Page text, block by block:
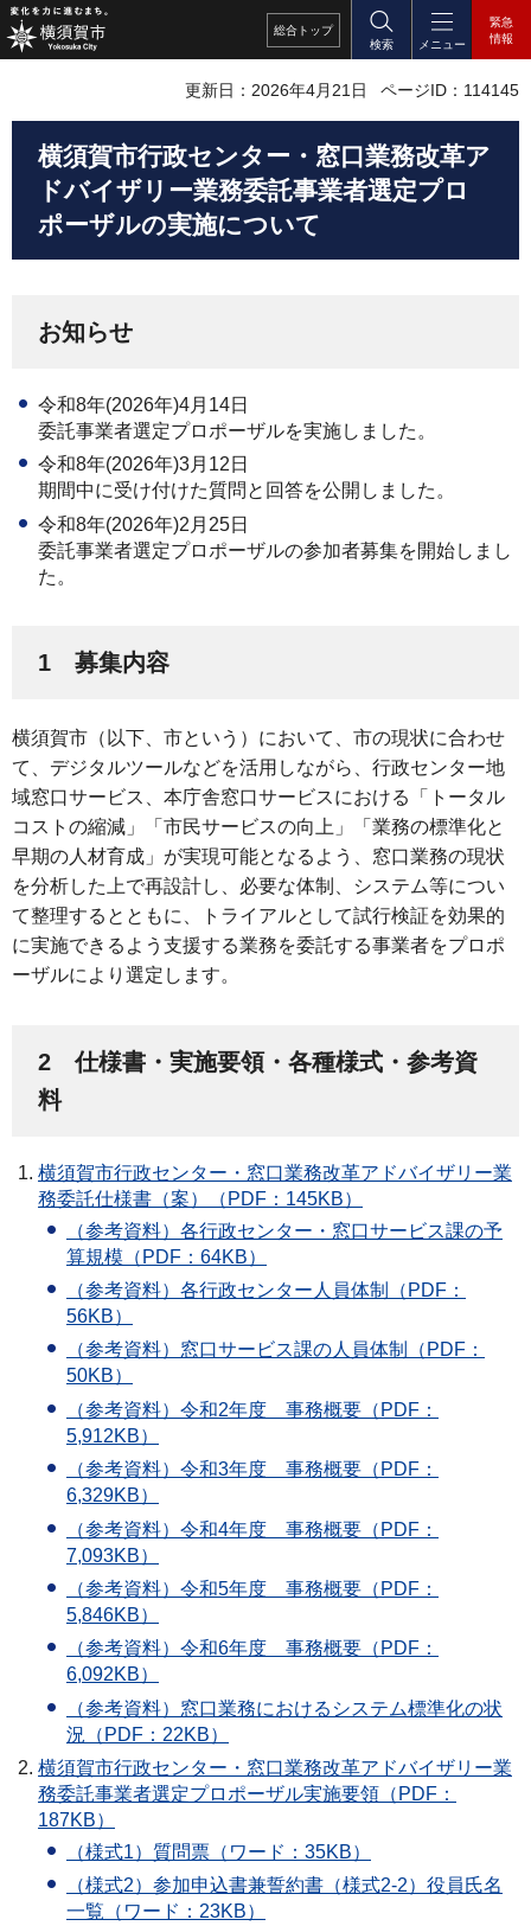
総合 トップ
検索
メニュー
緊急
情報
更新日：2026年4月21日 ページID：114145
横須賀市行政センター・窓口業務改革ア
ドバイザリー業務委託事業者選定プロ
ポーザルの実施について
お知らせ
令和8年(2026年)4月14日
委託事業者選定プロポーザルを実施しました。
令和8年(2026年)3月12日
期間中に受け付けた質問と回答を公開しました。
令和8年(2026年)2月25日
委託事業者選定プロポーザルの参加者募集を開始しまし
た。
1 募集内容
横須賀市（以下、市という）において、市の現状に合わせ
て、デジタルツールなどを活用しながら、行政センター地
域窓口サービス、本庁舎窓口サービスにおける「トータル
コストの縮減」「市民サービスの向上」「業務の標準化と
早期の人材育成」が実現可能となるよう、窓口業務の現状
を分析した上で再設計し、必要な体制、システム等につい
て整理するとともに、トライアルとして試行検証を効果的
に実施できるよう支援する業務を委託する事業者をプロポ
ーザルにより選定します。
2 仕様書・実施要領・各種様式・参考資
料
横須賀市行政センター・窓口業務改革アドバイザリー業
務委託仕様書（案）（PDF：145KB）
（参考資料）各行政センター・窓口サービス課の予
算規模（PDF：64KB）
（参考資料）各行政センター人員体制（PDF：
56KB）
（参考資料）窓口サービス課の人員体制（PDF：
50KB）
（参考資料）令和2年度 事務概要（PDF：
5,912KB）
（参考資料）令和3年度 事務概要（PDF：
6,329KB）
（参考資料）令和4年度 事務概要（PDF：
7,093KB）
（参考資料）令和5年度 事務概要（PDF：
5,846KB）
（参考資料）令和6年度 事務概要（PDF：
6,092KB）
（参考資料）窓口業務におけるシステム標準化の状
況（PDF：22KB）
横須賀市行政センター・窓口業務改革アドバイザリー業
務委託事業者選定プロポーザル実施要領（PDF：
187KB）
（様式1）質問票（ワード：35KB）
（様式2）参加申込書兼誓約書（様式2-2）役員氏名
一覧（ワード：23KB）